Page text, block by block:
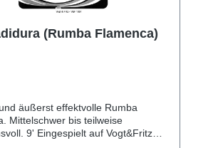
(Rumba Flamenca)
äußerst effektvolle Rumba
Mittelschwer bis teilweise
9' Eingespielt auf Vogt&Fritz